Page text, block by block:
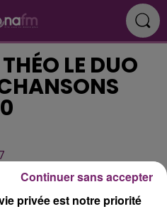
LE DUO
privée est notre priorité
Continuer sans accepter